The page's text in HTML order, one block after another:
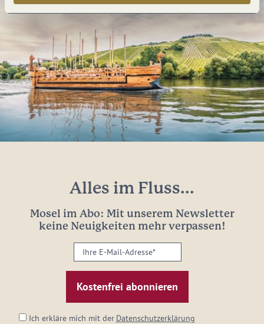
Alles im Fluss...
Mosel im Abo: Mit unserem Newsletter
keine Neuigkeiten mehr verpassen!
Ihre
E-
Mail-
Adresse:
Ich erkläre mich mit der Datenschutzerklärung